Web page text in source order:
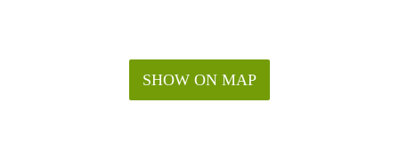
SHOW ON MAP